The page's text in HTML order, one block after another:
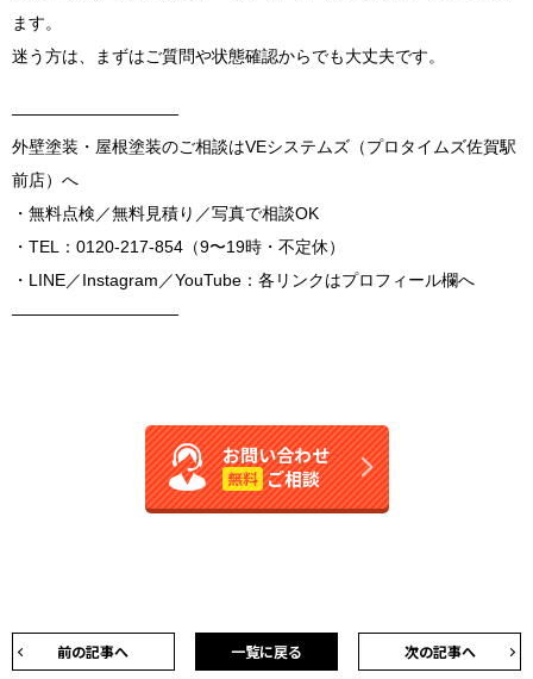
ます。
迷う方は、まずはご質問や状態確認からでも大丈夫です。
――――――――――
外壁塗装・屋根塗装のご相談はVEシステムズ（プロタイムズ佐賀駅
前店）へ
・無料点検／無料見積り／写真で相談OK
・TEL：0120-217-854（9〜19時・不定休）
・LINE／Instagram／YouTube：各リンクはプロフィール欄へ
――――――――――
お問い合わせ
無料 ご相談
前の記事へ 次の記事へ
一覧に戻る